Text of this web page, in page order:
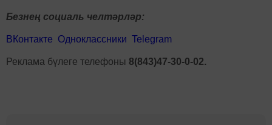
Безнең социаль челтәрләр:
ВКонтакте Одноклассники Telegram
Реклама бүлеге телефоны 8(843)47-30-0-02.